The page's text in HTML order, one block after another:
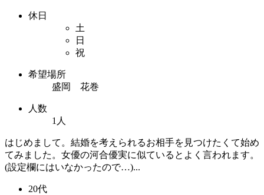
休日
土
日
祝
希望場所
盛岡 花巻
人数
1人
はじめまして。結婚を考えられるお相手を見つけたくて始め
てみました。女優の河合優実に似ているとよく言われます。
(設定欄にはいなかったので…)...
20代